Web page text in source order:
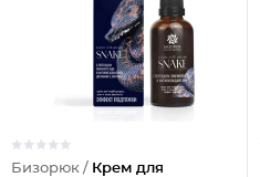
Бизорюк / Крем для